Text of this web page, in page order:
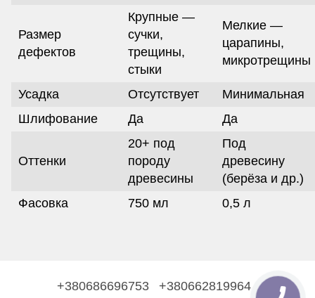
Размер
дефектов
Крупные —
сучки,
трещины,
стыки
Мелкие —
царапины,
микротрещины
Усадка Отсутствует
Минимальная
Шлифование
Да Да
Оттенки
20+ под
породу
древесины
Под
древесину
(берёза и др.)
Фасовка
750 мл 0,5 л
+380686696753 +380662819964